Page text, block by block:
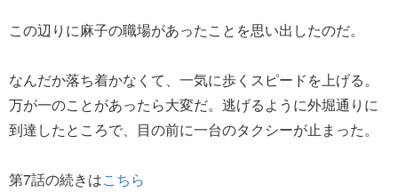
この辺りに麻子の職場があったことを思い出したのだ。
なんだか落ち着かなくて、一気に歩くスピードを上げる。
万が一のことがあったら大変だ。逃げるように外堀通りに
到達したところで、目の前に一台のタクシーが止まった。
第7話の続きはこちら